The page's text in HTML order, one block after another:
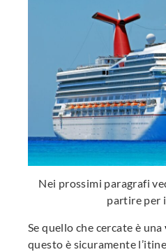
Nei prossimi paragrafi
partire per
Se quello che cercate è una
questo è sicuramente